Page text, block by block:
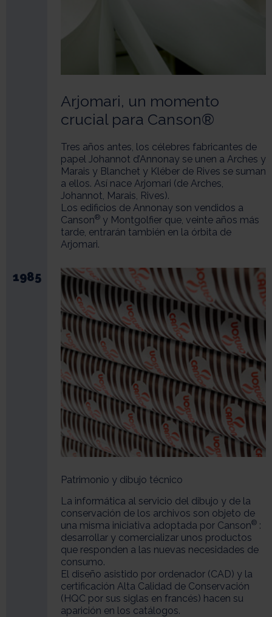
Arjomari, un momento
crucial para Canson®
Tres años antes, los célebres fabricantes de
papel Johannot d’Annonay se unen a Arches y
Marais y Blanchet y Kléber de Rives se suman
a ellos. Así nace Arjomari (de Arches,
Johannot, Marais, Rives).
Los edificios de Annonay son vendidos a
Canson®y Montgolfier que, veinte años más
tarde, entrarán también en la órbita de
Arjomari.
1985
Patrimonio y dibujo técnico
La informática al servicio del dibujo y de la
conservación de los archivos son objeto de
una misma iniciativa adoptada por Canson®:
desarrollar y comercializar unos productos
que responden a las nuevas necesidades de
consumo.
El diseño asistido por ordenador (CAD) y la
certificación Alta Calidad de Conservación
(HQC por sus siglas en francés) hacen su
aparición en los catálogos.